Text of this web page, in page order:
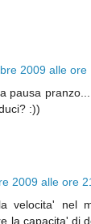
2009 alle ore
pausa
:))
2009 alle ore
velocita' nel
la capacita' di